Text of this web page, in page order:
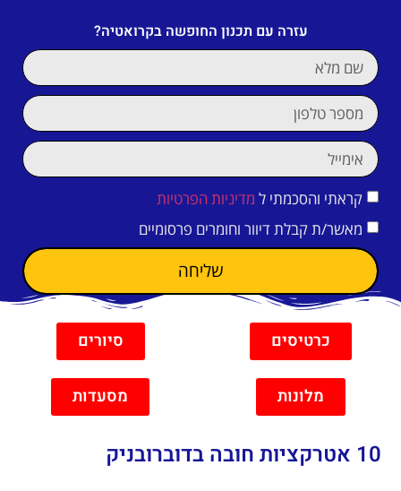
עזרה עם תכנון החופשה בקרואטיה?
קראתי והסכמתי ל מדיניות הפרטיות
מאשר/ת קבלת דיוור וחומרים פרסומיים
שליחה
כרטיסים סיורים
מלונות מסעדות
10 אטרקציות חובה בדוברובניק